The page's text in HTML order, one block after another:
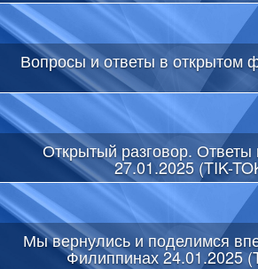
Вопросы и ответы в открытом
Открытый разговор. Ответы
27.01.2025 (TIK-
Мы вернулись и поделимся
Филиппинах 24.01.2025